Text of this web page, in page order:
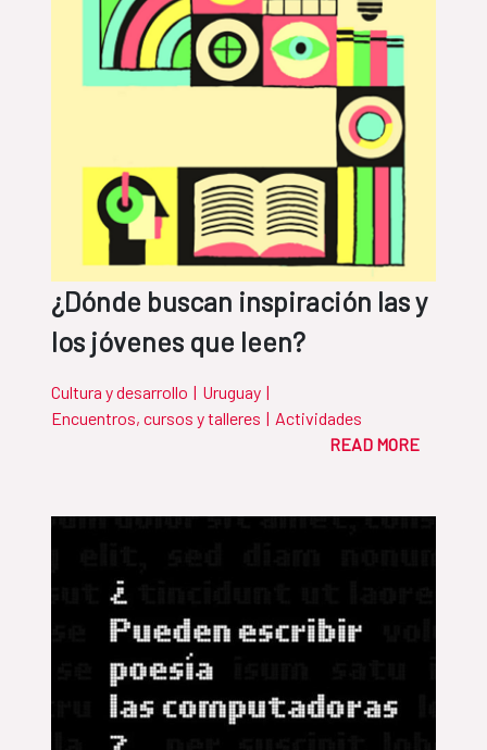
¿Dónde buscan inspiración las y
los jóvenes que leen?
Cultura y desarrollo | Uruguay |
Encuentros, cursos y talleres | Actividades
READ MORE